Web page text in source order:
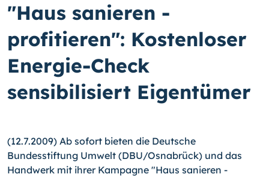
"Haus sanieren -
profitieren": Kostenloser
Energie-Check
sensibilisiert Eigentümer
(12.7.2009) Ab sofort bieten die Deutsche
Bundesstiftung Umwelt (DBU/Osnabrück) und das
Handwerk mit ihrer Kampagne "Haus sanieren -